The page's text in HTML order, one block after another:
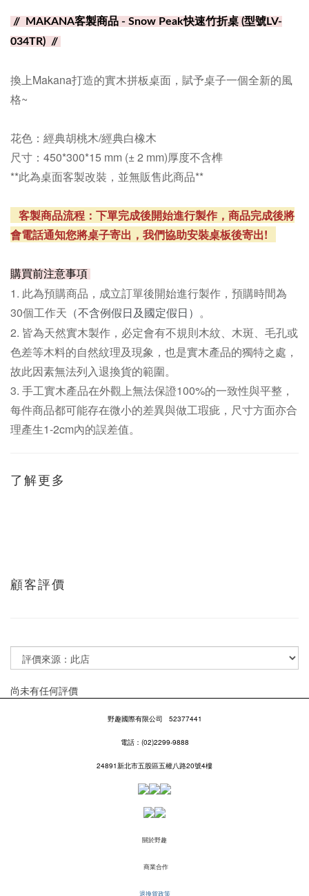
// MAKANA客製商品 - Snow Peak快速竹折桌 (型號LV-
034TR) //
換上Makana打造的實木拼板桌面，賦予桌子一個全新的風
格~
花色：經典胡桃木/經典白橡木
尺寸：450*300*15 mm (± 2 mm)厚度不含榫
**此為桌面客製改裝，並無販售此商品**
客製商品流程：下單完成後開始進行製作，商品完成後將
會電話通知您將桌子寄出，我們協助安裝桌板後寄出!
購買前注意事項
1. 此為預購商品， 成立訂單後開始進行製作，預購時間為
30個工作天 （不含例假日及國定假日） 。
2. 皆為天然實木製作，必定會有不規則木紋、木斑、毛孔或
色差等木料的自然紋理及現象，也是實木產品的獨特之處，
故此因素無法列入退換貨的範圍。
3. 手工實木產品在外觀上無法保證100%的一致性與平整，
每件商品都可能存在微小的差異與做工瑕疵，尺寸方面亦合
理產生1-2cm內的誤差值。
了解更多
顧客評價
尚未有任何評價
野趣國際有限公司 52377441
電話：(02)2299-9888
24891新北市五股區五權八路20號4樓
關於野趣
商業合作
退換貨政策